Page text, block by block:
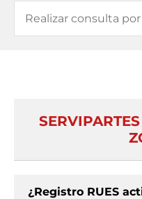
¿Registro RUES